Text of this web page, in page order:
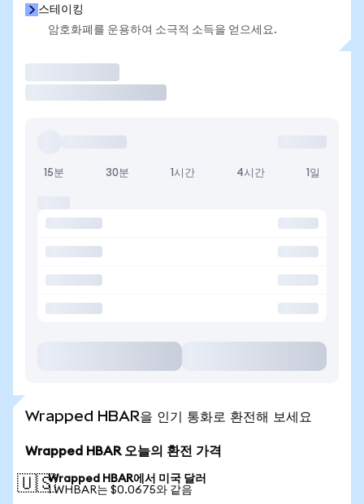
스테이킹
암호화폐를 운용하여 소극적 소득을 얻으세요.
15분 30분 1시간 4시간 1일
Wrapped HBAR을 인기 통화로 환전해 보세요
Wrapped HBAR 오늘의 환전 가격
🇺🇸Wrapped HBAR에서 미국 달러
1 WHBAR는 $0.0675와 같음